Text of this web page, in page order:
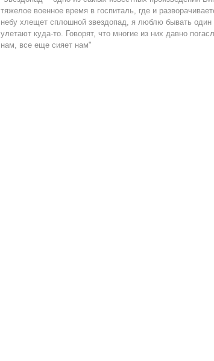
тяжелое военное время в госпиталь, где и
небу хлещет сплошной звездопад, я люблю бывать
улетают куда-то. Говорят, что многие из них давно
нам, все еще сияет нам"